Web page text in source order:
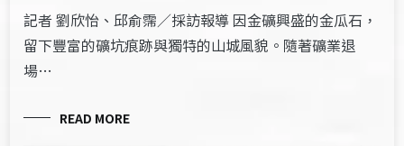
記者 劉欣怡、邱俞霈／採訪報導 因金礦興盛的金瓜石，
留下豐富的礦坑痕跡與獨特的山城風貌。隨著礦業退
場…
READ MORE